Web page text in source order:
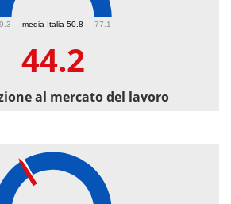
media Italia 50.8 77.1
44.2
al mercato del lavoro